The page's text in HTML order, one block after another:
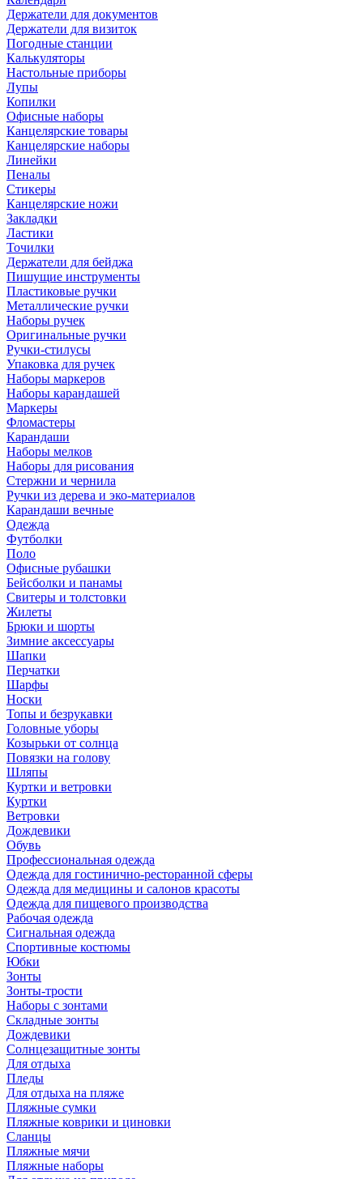
Держатели для документов
Держатели для визиток
Погодные станции
Калькуляторы
Настольные приборы
Лупы
Копилки
Офисные наборы
Канцелярские товары
Канцелярские наборы
Линейки
Пеналы
Стикеры
Канцелярские ножи
Закладки
Ластики
Точилки
Держатели для бейджа
Пишущие инструменты
Пластиковые ручки
Металлические ручки
Наборы ручек
Оригинальные ручки
Ручки-стилусы
Упаковка для ручек
Наборы маркеров
Наборы карандашей
Маркеры
Фломастеры
Карандаши
Наборы мелков
Наборы для рисования
Стержни и чернила
Ручки из дерева и эко-материалов
Карандаши вечные
Одежда
Футболки
Поло
Офисные рубашки
Бейсболки и панамы
Свитеры и толстовки
Жилеты
Брюки и шорты
Зимние аксессуары
Шапки
Перчатки
Шарфы
Носки
Топы и безрукавки
Головные уборы
Козырьки от солнца
Повязки на голову
Шляпы
Куртки и ветровки
Куртки
Ветровки
Дождевики
Обувь
Профессиональная одежда
Одежда для гостинично-ресторанной сферы
Одежда для медицины и салонов красоты
Одежда для пищевого производства
Рабочая одежда
Сигнальная одежда
Спортивные костюмы
Юбки
Зонты
Зонты-трости
Наборы с зонтами
Складные зонты
Дождевики
Солнцезащитные зонты
Для отдыха
Пледы
Для отдыха на пляже
Пляжные сумки
Пляжные коврики и циновки
Сланцы
Пляжные мячи
Пляжные наборы